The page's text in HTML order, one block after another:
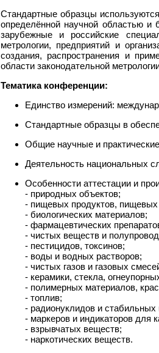
Стандартные образцы
определённой научной областью и
зарубежные и российские
метрологии, предприятий и
создания, распространения и
области законодательной
Тематика конференции:
Единство измерений:
Стандартные образцы в
Общие научные и
Деятельность национальных
Особенности аттестации и
- природных объектов;
- пищевых продуктов, пищевых
- биологических материалов;
- фармацевтических
- чистых веществ и
- пестицидов, токсинов;
- воды и водных растворов;
- чистых газов и газовых
- керамики, стекла,
- полимерных материалов,
- топлив;
- радионуклидов и стабильных
- маркеров и индикаторов для
- взрывчатых веществ;
- наркотических веществ.